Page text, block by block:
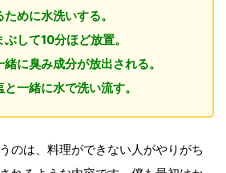
めに水洗いする。
して10分ほど放置。
に臭み成分が放出される。
一緒に水で洗い流す。
のは、料理ができない人がやりがち